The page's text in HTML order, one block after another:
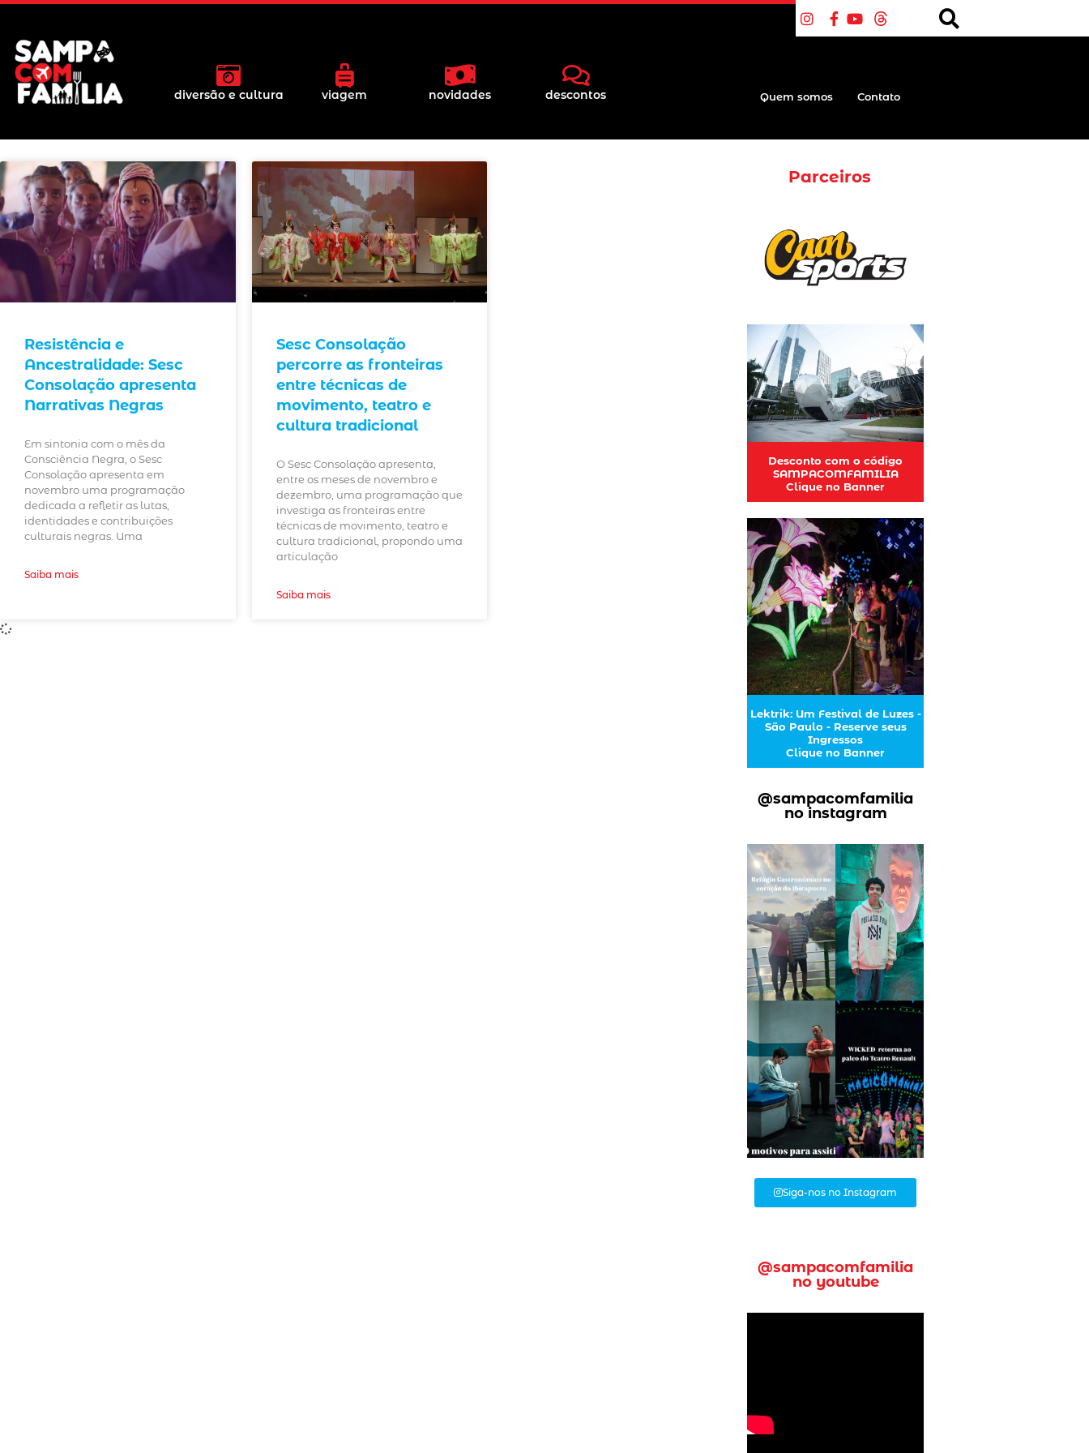
diversão e cultura viagem novidades descontos Quem somos Contato
Resistência e
Ancestralidade: Sesc
Consolação apresenta
Narrativas Negras
Em sintonia com o mês da
Consciência Negra, o Sesc
Consolação apresenta em
novembro uma programação
dedicada a refletir as lutas,
identidades e contribuições
culturais negras. Uma
Saiba mais
Sesc Consolação
percorre as fronteiras
entre técnicas de
movimento, teatro e
cultura tradicional
O Sesc Consolação apresenta,
entre os meses de novembro e
dezembro, uma programação que
investiga as fronteiras entre
técnicas de movimento, teatro e
cultura tradicional, propondo uma
articulação
Saiba mais
Parceiros
Desconto com o código
SAMPACOMFAMILIA
Clique no Banner
Lektrik: Um Festival de Luzes -
São Paulo - Reserve seus
Ingressos
Clique no Banner
@sampacomfamilia
no instagram
Siga-nos no Instagram
@sampacomfamilia
no youtube